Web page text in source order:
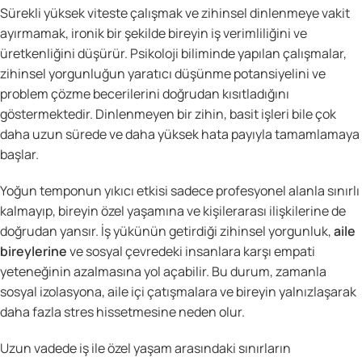
Sürekli yüksek viteste çalışmak ve zihinsel dinlenmeye vakit
ayırmamak, ironik bir şekilde bireyin iş verimliliğini ve
üretkenliğini düşürür. Psikoloji biliminde yapılan çalışmalar,
zihinsel yorgunluğun yaratıcı düşünme potansiyelini ve
problem çözme becerilerini doğrudan kısıtladığını
göstermektedir. Dinlenmeyen bir zihin, basit işleri bile çok
daha uzun sürede ve daha yüksek hata payıyla tamamlamaya
başlar.
Yoğun temponun yıkıcı etkisi sadece profesyonel alanla sınırlı
kalmayıp, bireyin özel yaşamına ve kişilerarası ilişkilerine de
doğrudan yansır. İş yükünün getirdiği zihinsel yorgunluk,aile
bireylerineve sosyal çevredeki insanlara karşı empati
yeteneğinin azalmasına yol açabilir. Bu durum, zamanla
sosyal izolasyona, aile içi çatışmalara ve bireyin yalnızlaşarak
daha fazla stres hissetmesine neden olur.
Uzun vadede iş ile özel yaşam arasındaki sınırların